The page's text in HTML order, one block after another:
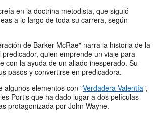
en la doctrina metodista, que siguió
a lo largo de toda su carrera, según
de Barker McRae" narra la historia de la
quien emprende un viaje para
con la ayuda de un aliado inesperado. Su
pasos y convertirse en predicadora.
algunos elementos con "Verdadera Valentía",
Portis que ha dado lugar a dos películas
protagonizada por John Wayne.